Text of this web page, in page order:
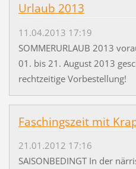
Urlaub 2013
11.04.2013 17:19
SOMMERURLAUB 2013
01. bis 21. August 2013
rechtzeitige Vorbestellung!
Faschingszeit mit
21.01.2012 17:16
SAISONBEDINGT In der